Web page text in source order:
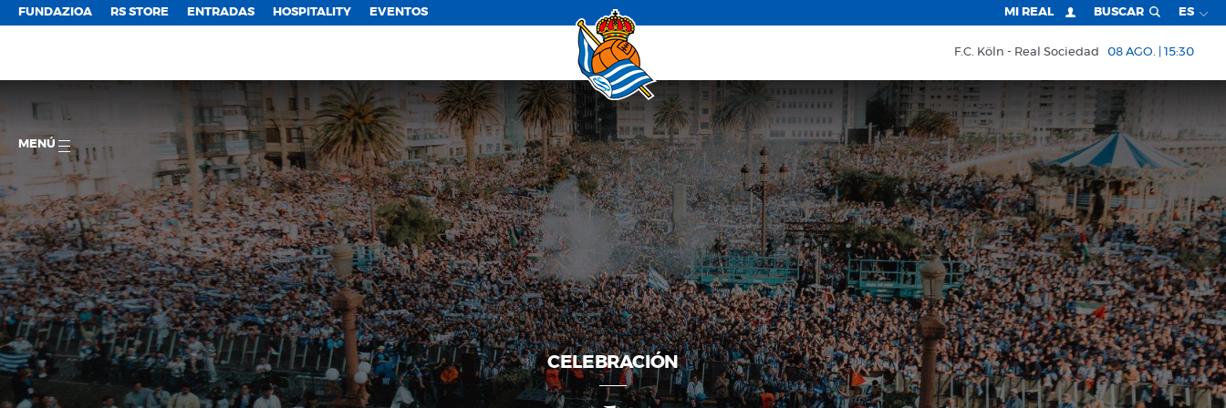
FUNDAZIOA RS STORE ENTRADAS HOSPITALITY EVENTOS MI REAL BUSCAR ES
F.C. Köln Real Sociedad 08 AGO. | 15:30
MENÚ
CELEBRACIÓN